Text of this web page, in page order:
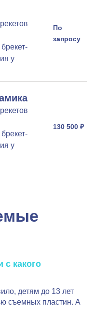
у
По
запросу
у
130 500 ₽
с какого
детям до 13 лет
съемных пластин. А